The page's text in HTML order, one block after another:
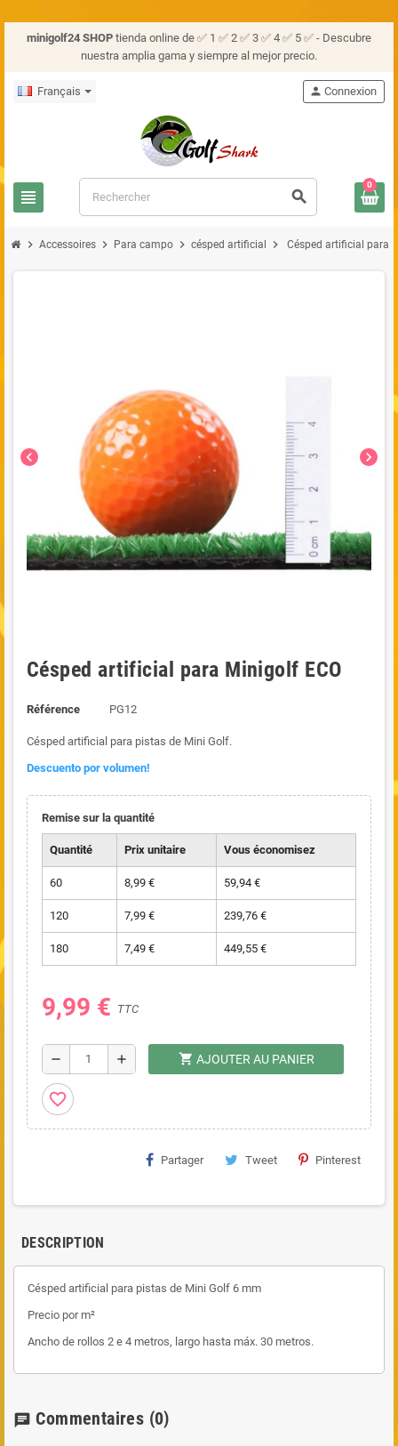
minigolf24 SHOP tienda online de ✅ 1 ✅ 2 ✅ 3 ✅ 4 ✅ 5 ✅ - Descubre
nuestra amplia gama y siempre al mejor precio.
Français
view_headline search
person Connexion
0
chevron_right Accessoires chevron_right Para campo chevron_right césped artificial chevron_right Césped artificial para
chevron_left chevron_right
Césped artificial para Minigolf ECO
Référence PG12
Césped artificial para pistas de Mini Golf.
Descuento por volumen!
Remise sur la quantité
Quantité Prix unitaire Vous économisez
60 8,99 € 59,94 €
120 7,99 € 239,76 €
180 7,49 € 449,55 €
9,99 € TTC
remove add shopping_cart AJOUTER AU PANIER
favorite_border
Partager Tweet Pinterest
DESCRIPTION
Césped artificial para pistas de Mini Golf 6 mm
Precio por m²
Ancho de rollos 2 e 4 metros, largo hasta máx. 30 metros.
chat Commentaires (0)